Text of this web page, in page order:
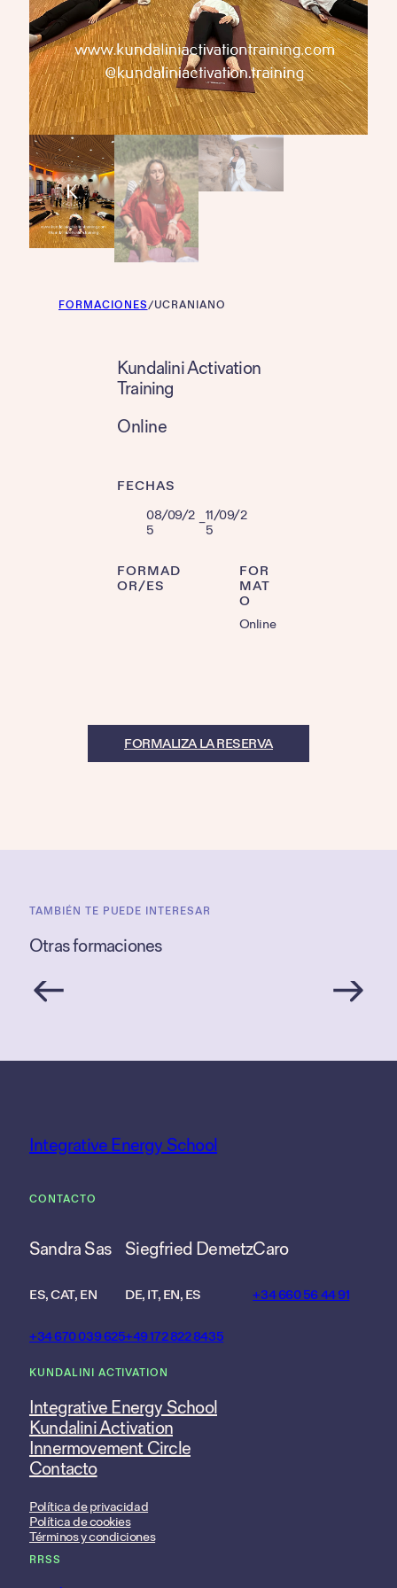
FORMACIONES/UCRANIANO
Kundalini Activation
Training
Online
FECHAS
08/09/2
5
–11/09/2
5
FORMAD
OR/ES
FOR
MAT
O
Online
FORMALIZA LA RESERVA
TAMBIÉN TE PUEDE INTERESAR
Otras formaciones
Integrative Energy School
CONTACTO
Sandra Sas
ES, CAT, EN
+34 670 039 625
Siegfried Demetz
DE, IT, EN, ES
+49 172 822 8435
Caro
+34 660 56 44 91
KUNDALINI ACTIVATION
Integrative Energy School
Kundalini Activation
Innermovement Circle
Contacto
Política de privacidad
Política de cookies
Términos y condiciones
RRSS